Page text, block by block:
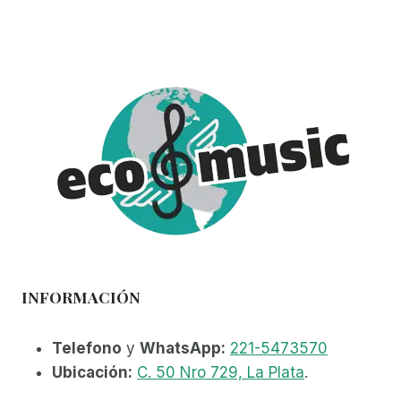
INFORMACIÓN
Telefono y WhatsApp: 221-5473570
Ubicación: C. 50 Nro 729, La Plata.